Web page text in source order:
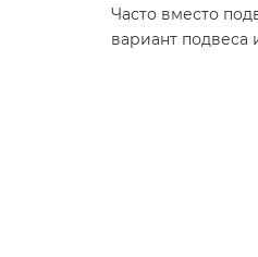
Часто вместо
вариант подвеса